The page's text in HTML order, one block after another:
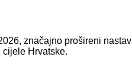
značajno prošireni
cijele Hrvatske.